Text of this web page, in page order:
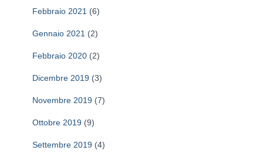
Febbraio 2021 (6)
Gennaio 2021 (2)
Febbraio 2020 (2)
Dicembre 2019 (3)
Novembre 2019 (7)
Ottobre 2019 (9)
Settembre 2019 (4)